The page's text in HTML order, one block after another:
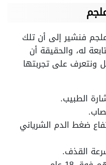
عن تجربة حبوب سنافي 5 ملجم فنشير إلى أن تلك
له، والحقيقة أن
ونتعرف على تجربتها
الطبيب.
ضغط الدم الشرياني
القذف.